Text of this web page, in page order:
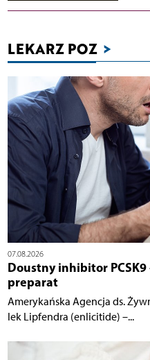
LEKARZ POZ >
07.08.2026
Doustny inhibitor
preparat
Amerykańska Agencja ds.
lek Lipfendra (enlicitide) –...